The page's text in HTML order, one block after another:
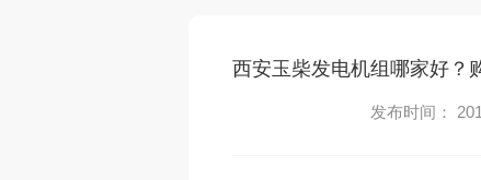
西安玉柴发电机组哪家好？
发布时间：